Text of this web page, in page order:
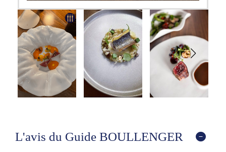
L'avis du Guide BOULLENGER